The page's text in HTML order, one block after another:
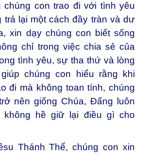
chúng con trao đi với tình yêu
trả lại một cách đầy tràn và dư
xin dạy chúng con biết sống
chỉ trong việc chia sẻ của
tình yêu, sự tha thứ và lòng
chúng con hiểu rằng khi
đi mà không toan tính, chúng
nên giống Chúa, Đấng luôn
không hề giữ lại điều gì cho
Thánh Thể, chúng con xin